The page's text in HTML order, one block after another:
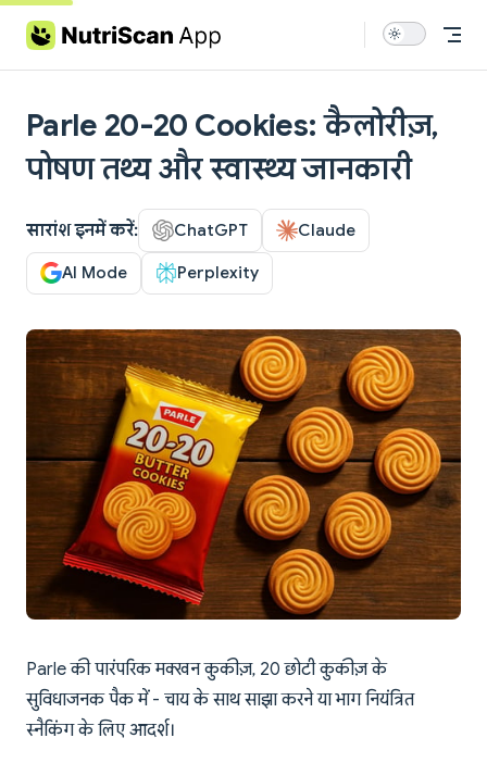
Skip to content
Parle 20-20 Cookies: कैलोरीज़,
पोषण तथ्य और स्वास्थ्य जानकारी
सारांश इनमें करें: ChatGPT Claude
AI Mode Perplexity
Parle की पारंपरिक मक्खन कुकीज़, 20 छोटी कुकीज़ के
सुविधाजनक पैक में - चाय के साथ साझा करने या भाग नियंत्रित
स्नैकिंग के लिए आदर्श।